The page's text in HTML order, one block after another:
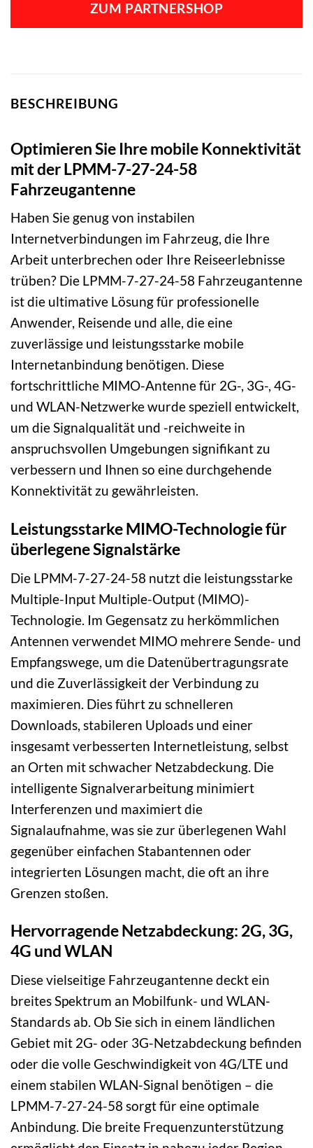
ZUM PARTNERSHOP
BESCHREIBUNG
Optimieren Sie Ihre mobile Konnektivität
mit der LPMM-7-27-24-58
Fahrzeugantenne
Haben Sie genug von instabilen
Internetverbindungen im Fahrzeug, die Ihre
Arbeit unterbrechen oder Ihre Reiseerlebnisse
trüben? Die LPMM-7-27-24-58 Fahrzeugantenne
ist die ultimative Lösung für professionelle
Anwender, Reisende und alle, die eine
zuverlässige und leistungsstarke mobile
Internetanbindung benötigen. Diese
fortschrittliche MIMO-Antenne für 2G-, 3G-, 4G-
und WLAN-Netzwerke wurde speziell entwickelt,
um die Signalqualität und -reichweite in
anspruchsvollen Umgebungen signifikant zu
verbessern und Ihnen so eine durchgehende
Konnektivität zu gewährleisten.
Leistungsstarke MIMO-Technologie für
überlegene Signalstärke
Die LPMM-7-27-24-58 nutzt die leistungsstarke
Multiple-Input Multiple-Output (MIMO)-
Technologie. Im Gegensatz zu herkömmlichen
Antennen verwendet MIMO mehrere Sende- und
Empfangswege, um die Datenübertragungsrate
und die Zuverlässigkeit der Verbindung zu
maximieren. Dies führt zu schnelleren
Downloads, stabileren Uploads und einer
insgesamt verbesserten Internetleistung, selbst
an Orten mit schwacher Netzabdeckung. Die
intelligente Signalverarbeitung minimiert
Interferenzen und maximiert die
Signalaufnahme, was sie zur überlegenen Wahl
gegenüber einfachen Stabantennen oder
integrierten Lösungen macht, die oft an ihre
Grenzen stoßen.
Hervorragende Netzabdeckung: 2G, 3G,
4G und WLAN
Diese vielseitige Fahrzeugantenne deckt ein
breites Spektrum an Mobilfunk- und WLAN-
Standards ab. Ob Sie sich in einem ländlichen
Gebiet mit 2G- oder 3G-Netzabdeckung befinden
oder die volle Geschwindigkeit von 4G/LTE und
einem stabilen WLAN-Signal benötigen – die
LPMM-7-27-24-58 sorgt für eine optimale
Anbindung. Die breite Frequenzunterstützung